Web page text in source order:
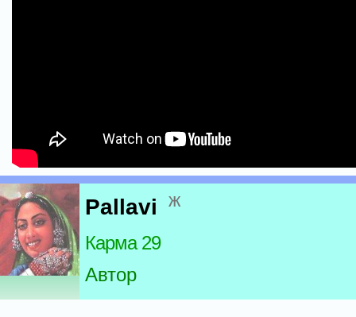
Pallavi ж
Карма 29
Автор